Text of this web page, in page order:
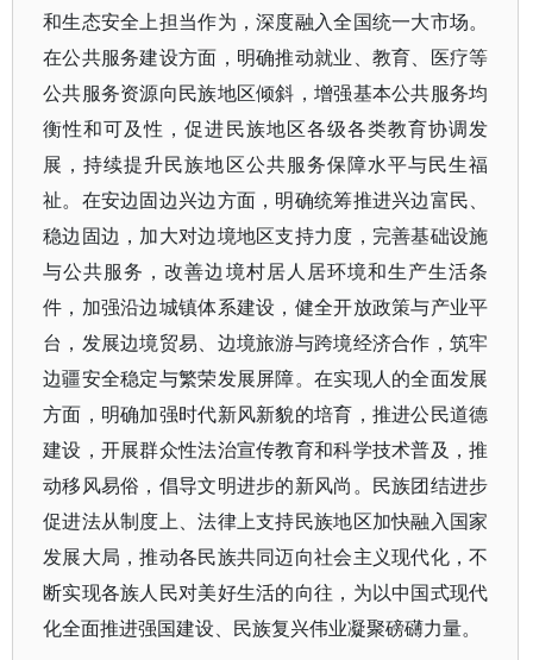
和生态安全上担当作为，深度融入全国统一大市场。
在公共服务建设方面，明确推动就业、教育、医疗等
公共服务资源向民族地区倾斜，增强基本公共服务均
衡性和可及性，促进民族地区各级各类教育协调发
展，持续提升民族地区公共服务保障水平与民生福
祉。在安边固边兴边方面，明确统筹推进兴边富民、
稳边固边，加大对边境地区支持力度，完善基础设施
与公共服务，改善边境村居人居环境和生产生活条
件，加强沿边城镇体系建设，健全开放政策与产业平
台，发展边境贸易、边境旅游与跨境经济合作，筑牢
边疆安全稳定与繁荣发展屏障。在实现人的全面发展
方面，明确加强时代新风新貌的培育，推进公民道德
建设，开展群众性法治宣传教育和科学技术普及，推
动移风易俗，倡导文明进步的新风尚。民族团结进步
促进法从制度上、法律上支持民族地区加快融入国家
发展大局，推动各民族共同迈向社会主义现代化，不
断实现各族人民对美好生活的向往，为以中国式现代
化全面推进强国建设、民族复兴伟业凝聚磅礴力量。